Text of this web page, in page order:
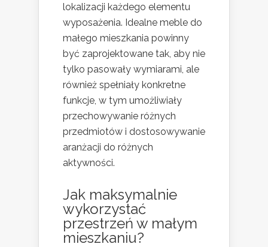
lokalizacji każdego elementu
wyposażenia. Idealne meble do
małego mieszkania powinny
być zaprojektowane tak, aby nie
tylko pasowały wymiarami, ale
również spełniały konkretne
funkcje, w tym umożliwiały
przechowywanie różnych
przedmiotów i dostosowywanie
aranżacji do różnych
aktywności.
Jak maksymalnie
wykorzystać
przestrzeń w małym
mieszkaniu?